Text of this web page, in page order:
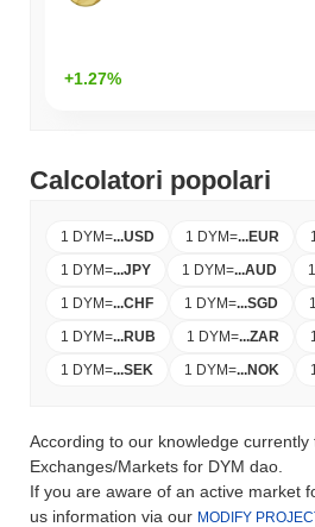
+1.27%
Calcolatori popolari
1 DYM=...USD 1 DYM=...EUR
1 DYM=...JPY 1 DYM=...AUD
1 DYM=...CHF 1 DYM=...SGD
1 DYM=...RUB 1 DYM=...ZAR
1 DYM=...SEK 1 DYM=...NOK
According to our knowledge
Exchanges/Markets for DYM dao.
If you are aware of an active market
us information via our MODIFY